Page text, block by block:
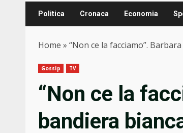
Politica Cronaca Economia
Home » “Non ce la facciamo”.
Gossip TV
“Non ce la
bandiera